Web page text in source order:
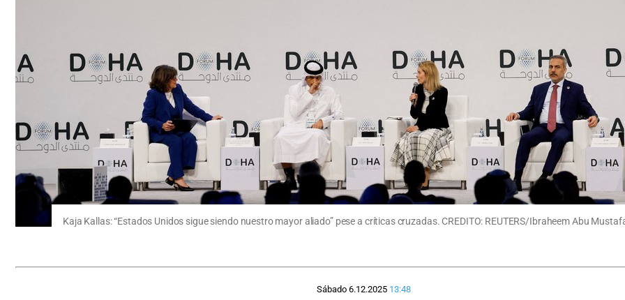
Kaja Kallas: “Estados Unidos sigue siendo nuestro mayor aliado” pese a críticas cruzadas. CREDITO: REUTERS/Ibraheem Abu
Sábado 6.12.2025 13:48